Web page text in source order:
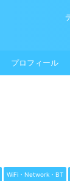
プロフィール
WiFi・Network・BT